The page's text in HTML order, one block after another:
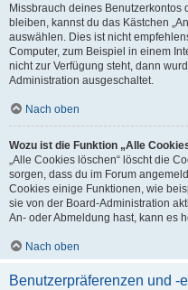
Missbrauch deines Benutzerkontos
bleiben, kannst du das Kästchen
auswählen. Dies ist nicht
Computer, zum Beispiel in einem
nicht zur Verfügung steht, dann
Administration ausgeschaltet.
Nach oben
Wozu ist die Funktion „Alle
„Alle Cookies löschen“ löscht die
sorgen, dass du im Forum
Cookies einige Funktionen, wie
sie von der Board-Administration
An- oder Abmeldung hast, kann es
Nach oben
Benutzerpräferenzen und -